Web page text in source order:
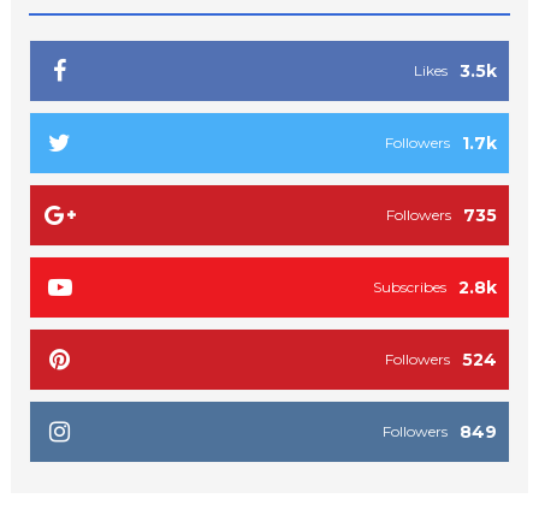
3.5k
Likes
1.7k
Followers
735
Followers
2.8k
Subscribes
524
Followers
849
Followers